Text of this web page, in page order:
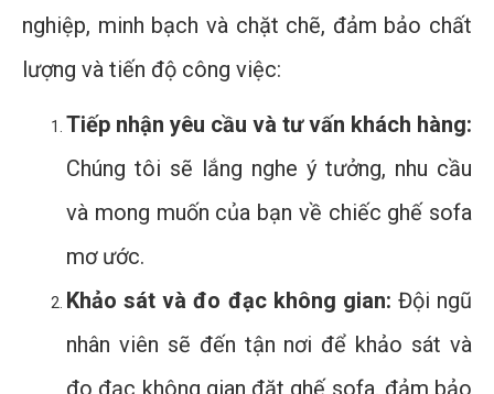
nghiệp, minh bạch và chặt chẽ, đảm bảo chất
lượng và tiến độ công việc:
Tiếp nhận yêu cầu và tư vấn khách hàng:
Chúng tôi sẽ lắng nghe ý tưởng, nhu cầu
và mong muốn của bạn về chiếc ghế sofa
mơ ước.
Khảo sát và đo đạc không gian: Đội ngũ
nhân viên sẽ đến tận nơi để khảo sát và
đo đạc không gian đặt ghế sofa, đảm bảo